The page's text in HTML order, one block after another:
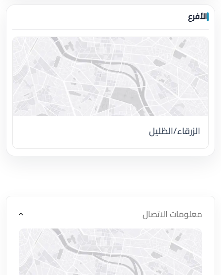
الأفرع
الزرقاء/الظليل
معلومات الاتصال